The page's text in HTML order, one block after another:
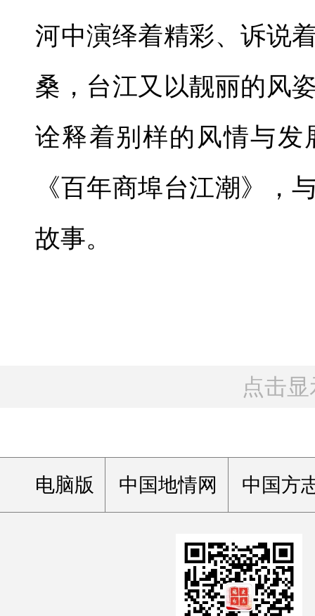
河中演绎着精彩、诉说
桑，台江又以靓丽的风
诠释着别样的风情与
《百年商埠台江潮》，
故事。
点击
电脑版 中国地情网 中国方